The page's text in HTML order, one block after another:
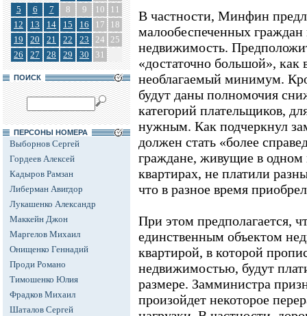
5
6 7 8 9 10
11
12
13 14 15 16 17
18
19
20 21 22 23 24 25
26
27 28 29 30 31
ПОИСК
ПЕРСОНЫ НОМЕРА
Выборнов Сергей
Гордеев Алексей
Кадыров Рамзан
Либерман Авигдор
Лукашенко Александр
Маккейн Джон
Маргелов Михаил
Онищенко Геннадий
Проди Романо
Тимошенко Юлия
Фрадков Михаил
Шаталов Сергей
В частности, Минфин
малообеспеченных граждан
недвижимость.
«достаточно большой», как
необлагаемый минимум.
будут даны полномочия
категорий плательщиков,
нужным. Как подчеркнул
должен стать «более
граждане, живущие в одном
квартирах, не платили
что в разное время
При этом предполагается,
единственным объектом
квартирой, в которой
недвижимостью, будут
размере. Замминистра
произойдет некоторое